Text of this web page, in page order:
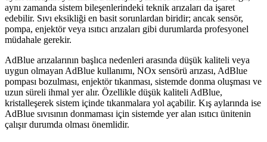
aynı zamanda sistem bileşenlerindeki teknik arızaları da işaret
edebilir. Sıvı eksikliği en basit sorunlardan biridir; ancak sensör,
pompa, enjektör veya ısıtıcı arızaları gibi durumlarda profesyonel
müdahale gerekir.
AdBlue arızalarının başlıca nedenleri arasında düşük kaliteli veya
uygun olmayan AdBlue kullanımı, NOx sensörü arızası, AdBlue
pompası bozulması, enjektör tıkanması, sistemde donma oluşması ve
uzun süreli ihmal yer alır. Özellikle düşük kaliteli AdBlue,
kristalleşerek sistem içinde tıkanmalara yol açabilir. Kış aylarında ise
AdBlue sıvısının donmaması için sistemde yer alan ısıtıcı ünitenin
çalışır durumda olması önemlidir.